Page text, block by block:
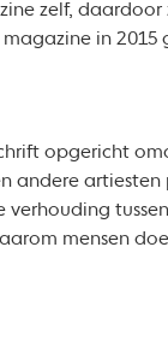
zelf, daardoor
in 2015
opgericht
andere
mensen